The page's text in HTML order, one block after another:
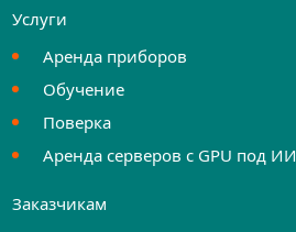
Услуги
Аренда приборов
Обучение
Поверка
Аренда серверов с GPU под ИИ
Заказчикам